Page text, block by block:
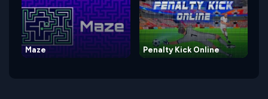
Maze Penalty Kick Online